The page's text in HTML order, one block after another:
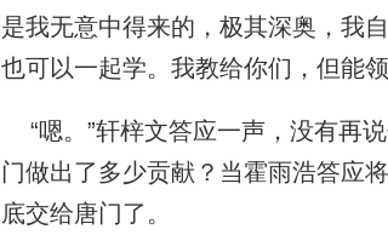
是我无意中得来的，极其深奥，我
也可以一起学。我教给你们，但能
“嗯。”轩梓文答应一声，没有再
门做出了多少贡献？当霍雨浩答应
底交给唐门了。